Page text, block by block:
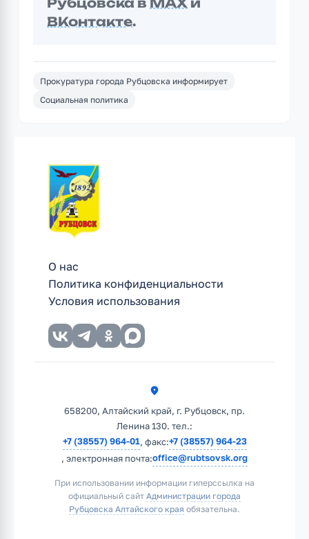
ВКонтакте.
Прокуратура города Рубцовска информирует
Социальная политика
О нас
Политика конфиденциальности
Условия использования
658200, Алтайский край, г. Рубцовск, пр.
Ленина 130. тел.:
+7 (38557) 964-01, факс:+7 (38557) 964-23
, электронная почта:office@rubtsovsk.org
При использовании информации гиперссылка на
официальный сайт Администрации города
Рубцовска Алтайского края обязательна.